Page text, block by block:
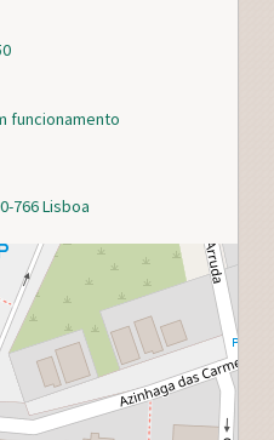
funcionamento
766 Lisboa